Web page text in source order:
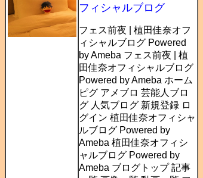
フィシャルブログ
フェス前夜 | 植田佳奈オフ
ィシャルブログ Powered
by Ameba フェス前夜 | 植
田佳奈オフィシャルブログ
Powered by Ameba ホーム
ピグ アメブロ 芸能人ブロ
グ 人気ブログ 新規登録 ロ
グイン 植田佳奈オフィシャ
ルブログ Powered by
Ameba 植田佳奈オフィシ
ャルブログ Powered by
Ameba ブログトップ 記事